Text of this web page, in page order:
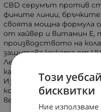
CBD серумът против
фините линии, бръчките
своята мощна формула
от хайвер и витамин Е,
производството на
защитава кожата от
Лек и лесен за
като ѝ придава
Използвайте го
която ще ви накара да
великолепно.
Този
бисквитки
Ние използваме